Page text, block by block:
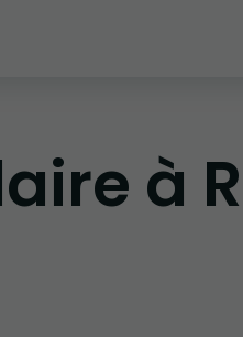
à